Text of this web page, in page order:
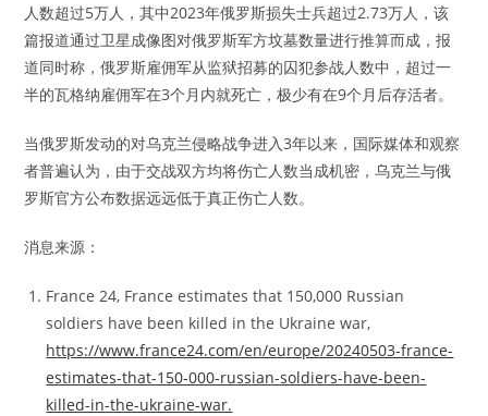
人数超过5万人，其中2023年俄罗斯损失士兵超过2.73万人，该
篇报道通过卫星成像图对俄罗斯军方坟墓数量进行推算而成，报
道同时称，俄罗斯雇佣军从监狱招募的囚犯参战人数中，超过一
半的瓦格纳雇佣军在3个月内就死亡，极少有在9个月后存活者。
当俄罗斯发动的对乌克兰侵略战争进入3年以来，国际媒体和观察
者普遍认为，由于交战双方均将伤亡人数当成机密，乌克兰与俄
罗斯官方公布数据远远低于真正伤亡人数。
消息来源：
France 24, France estimates that 150,000 Russian
soldiers have been killed in the Ukraine war,
https://www.france24.com/en/europe/20240503-france-
estimates-that-150-000-russian-soldiers-have-been-
killed-in-the-ukraine-war.